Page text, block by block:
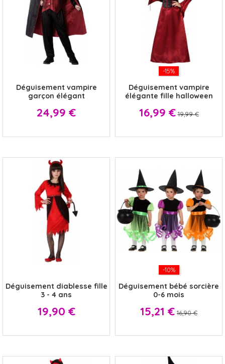
Déguisement vampire
garçon élégant
Prix
24,99 €
-15%
Déguisement vampire
élégante fille halloween
Prix
16,99 € 19,99 €
Déguisement diablesse fille
3 - 4 ans
Prix
19,90 €
-10%
Déguisement bébé sorcière
0-6 mois
Prix
15,21 € 16,90 €